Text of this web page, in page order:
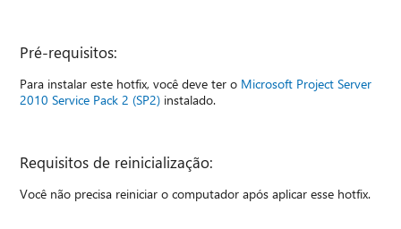
Pré-requisitos:
Para instalar este hotfix, você deve ter o Microsoft Project Server
2010 Service Pack 2 (SP2) instalado.
Requisitos de reinicialização:
Você não precisa reiniciar o computador após aplicar esse hotfix.